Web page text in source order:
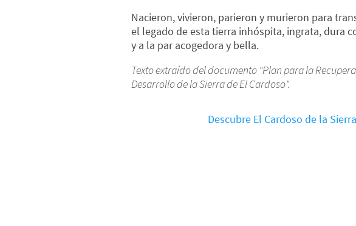
Nacieron, vivieron, parieron y murieron para
el legado de esta tierra inhóspita, ingrata, dura
y a la par acogedora y bella.
Texto extraído del documento "Plan para la
Desarrollo de la Sierra de El Cardoso".
Descubre El Cardoso de la